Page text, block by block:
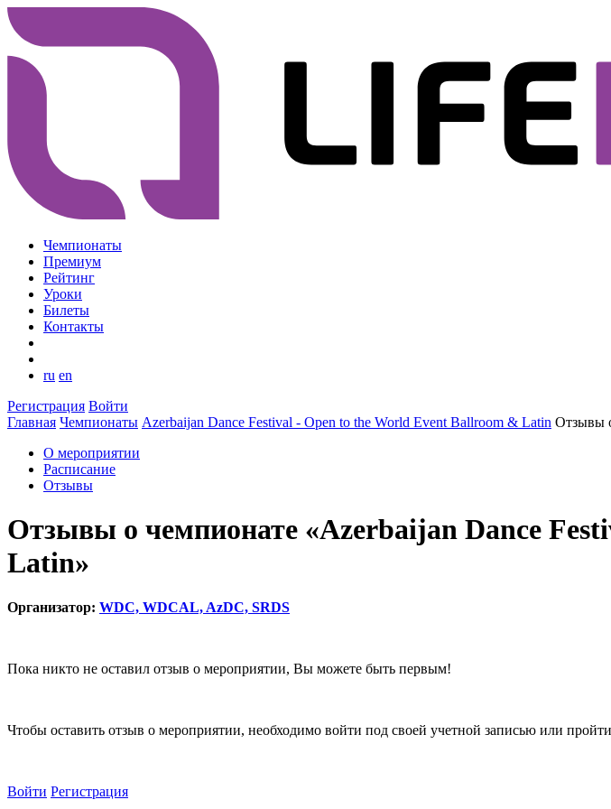
Чемпионаты
Премиум
Рейтинг
Уроки
Билеты
Контакты
ru en
Регистрация Войти
Главная Чемпионаты Azerbaijan Dance Festival - Open to the World Event Ballroom & Latin Отзывы
О мероприятии
Расписание
Отзывы
Отзывы о чемпионате «Azerbaijan Dance
Latin»
Организатор: WDC, WDCAL, AzDC, SRDS
Пока никто не оставил отзыв о мероприятии, Вы можете быть первым!
Чтобы оставить отзыв о мероприятии, необходимо войти под своей учетной записью или
Войти Регистрация